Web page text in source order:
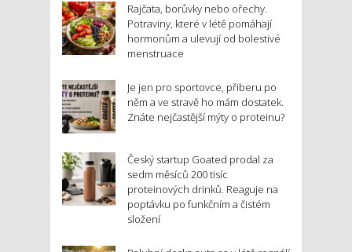
Rajčata, borůvky nebo ořechy.
Potraviny, které v létě pomáhají
hormonům a ulevují od bolestivé
menstruace
Je jen pro sportovce, přiberu po
něm a ve stravě ho mám dostatek.
Znáte nejčastější mýty o proteinu?
Český startup Goated prodal za
sedm měsíců 200 tisíc
proteinových drinků. Reaguje na
poptávku po funkčním a čistém
složení